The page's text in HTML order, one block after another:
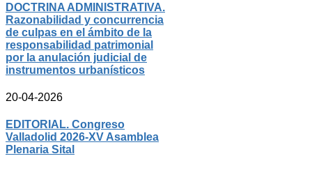
DOCTRINA ADMINISTRATIVA.
Razonabilidad y concurrencia
de culpas en el ámbito de la
responsabilidad patrimonial
por la anulación judicial de
instrumentos urbanísticos
20-04-2026
EDITORIAL. Congreso
Valladolid 2026-XV Asamblea
Plenaria Sital